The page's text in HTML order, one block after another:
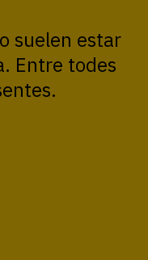
suelen estar
Entre todes